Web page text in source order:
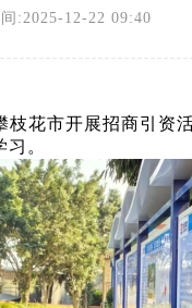
12-22 09:40
花市开展招商引
。